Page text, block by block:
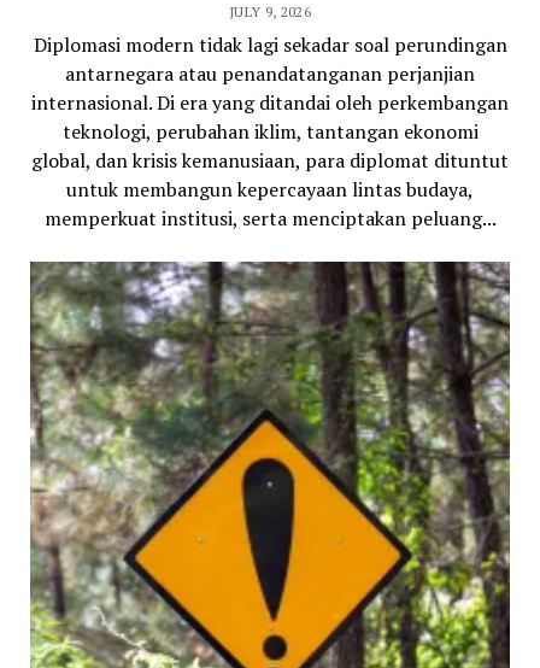
JULY 9, 2026
Diplomasi modern tidak lagi sekadar soal perundingan
antarnegara atau penandatanganan perjanjian
internasional. Di era yang ditandai oleh perkembangan
teknologi, perubahan iklim, tantangan ekonomi
global, dan krisis kemanusiaan, para diplomat dituntut
untuk membangun kepercayaan lintas budaya,
memperkuat institusi, serta menciptakan peluang...